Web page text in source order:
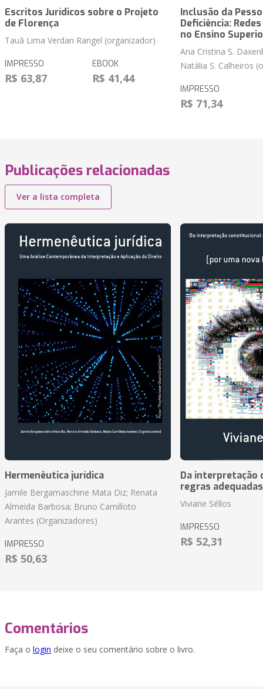
Escritos Jurídicos sobre o Projeto
de Florença
Tauã Lima Verdan Rangel (organizador)
IMPRESSO
R$ 63,87
EBOOK
R$ 41,44
Inclusão da
Deficiência:
no Ensino
Ana Cristina S.
Natália S. Calheiros
IMPRESSO
R$ 71,34
Publicações relacionadas
Ver a lista completa
Hermenêutica jurídica
Jamile Bergamaschine Mata Diz; Renata
Almeida Barbosa; Bruno Camilloto
Arantes (Organizadores)
IMPRESSO
R$ 50,63
Da interpretação
regras
Viviane Séllos
IMPRESSO
R$ 52,31
Comentários
Faça o login deixe o seu comentário sobre o livro.